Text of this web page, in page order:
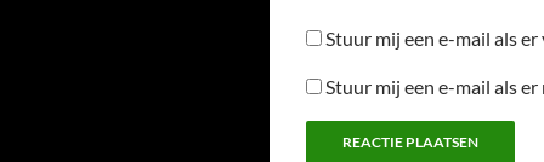
Stuur mij een e-mail als
Stuur mij een e-mail als